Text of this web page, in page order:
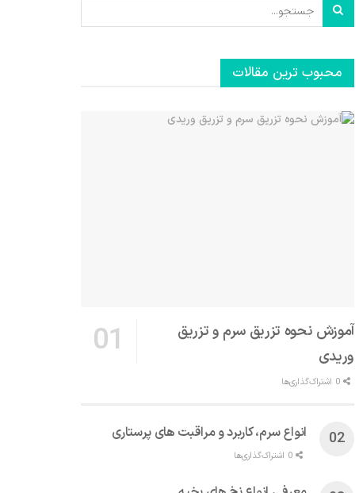
محبوب ترین مقالات
آموزش نحوه تزریق سرم و تزریق
وریدی
انواع سرم، کاربرد و مراقبت‌ های پرستاری